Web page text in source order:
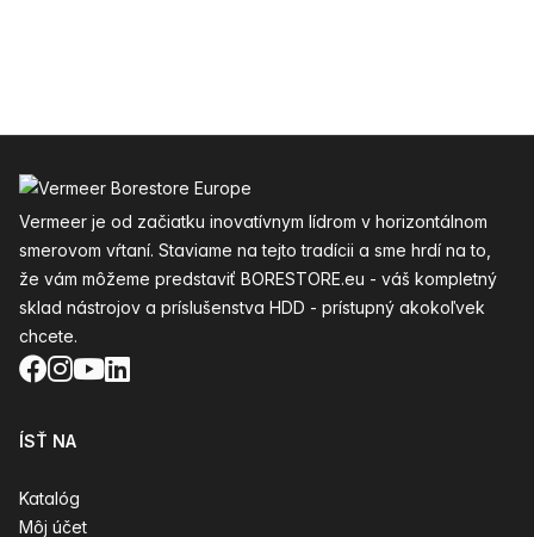
Vermeer je od začiatku inovatívnym lídrom v horizontálnom
smerovom vŕtaní. Staviame na tejto tradícii a sme hrdí na to,
že vám môžeme predstaviť BORESTORE.eu - váš kompletný
sklad nástrojov a príslušenstva HDD - prístupný akokoľvek
chcete.
Facebook
Instagram
YouTube
LinkedIn
ÍSŤ NA
Katalóg
Môj účet